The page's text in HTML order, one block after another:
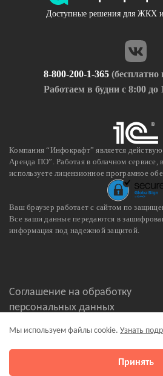
Доступные решения для ЖКХ
8-800-200-1-365 (бесплатно
Работаем в будни с 8:00
Компания “Инфокрафт” является
Аренда ПО”. Работая в облачном сервисе,
используете лицензионное програмное
Ваш браузер работает с сайтом по
Все ваши данные передаются в
информация под надежной защитой.
Соглашение на обработку
персональных данных
Мы используем файлы cookie. Узнать
Принять